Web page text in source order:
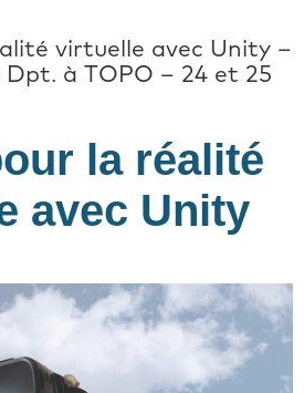
virtuelle avec Unity –
à TOPO – 24 et 25
la réalité
avec Unity